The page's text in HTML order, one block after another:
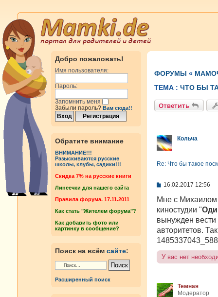
Добро пожаловать!
Имя пользователя:
Пароль:
Запомнить меня
Забыли пароль? Вам сюда!!
Обратите внимание
ВНИМАНИЕ!!!
Разыскиваются русские
школы, клубы, садики!!!
Cкидка 7% на русские книги
Линеечки для нашего сайта
Правила форума. 17.11.2011
Как стать "Жителем форума"?
Как добавить фото или
картинку в сообщение?
Поиск на всём сайте:
Расширенный поиск
ФОРУМЫ «
ТЕМА : ЧТО БЫ
Ответить
Кольча
Re: Что бы такое
С
о
щ
е
и
е
16.02.2017 12:56
Мне с Михаилом
киностудии "
вынужден вести
авторитетов.
У вас нет
Темная
Модератор